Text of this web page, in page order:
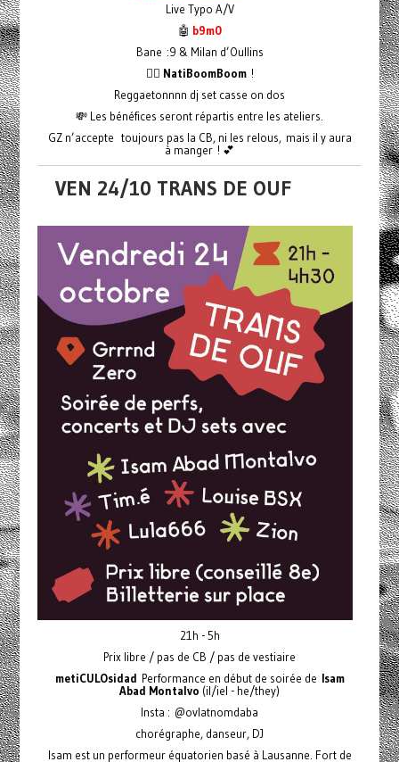
Live Typo A/V
🤖 b9m0
Bane :9 & Milan d’Oullins
❤️‍🔥 NatiBoomBoom !
Reggaetonnnn dj set casse on dos
💸 Les bénéfices seront répartis entre les ateliers.
GZ n’accepte toujours pas la CB, ni les relous, mais il y aura
à manger ! 💕
VEN 24/10 TRANS DE OUF
21h - 5h
Prix libre / pas de CB / pas de vestiaire
metiCULOsidad Performance en début de soirée de Isam
Abad Montalvo (il/iel - he/they)
Insta : @ovlatnomdaba
chorégraphe, danseur, DJ
Isam est un performeur équatorien basé à Lausanne. Fort de